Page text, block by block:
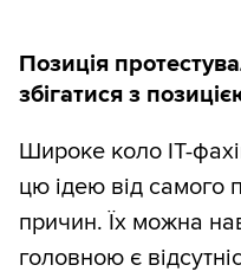
Позиція
збігатися з
Широке коло ІТ-
цю ідею від самого
причин. Їх можна
головною є